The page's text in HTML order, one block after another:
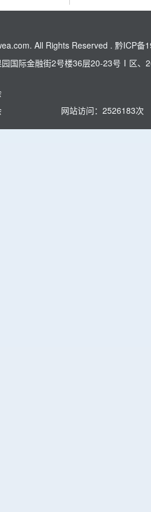
All Rights Reserved . 黔ICP备
园国际金融街2号楼36层20-23号Ⅰ区
网站访问： 2526183次